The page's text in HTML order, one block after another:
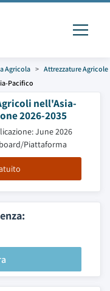
Agricola
Attrezzature Agricole
Pacifico
nell'Asia-
2026-2035
June 2026
Piattaforma